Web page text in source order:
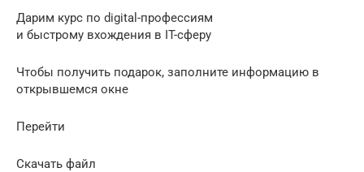
Дарим курс по digital-профессиям
и быстрому вхождения в IT-сферу
Чтобы получить подарок, заполните информацию в
открывшемся окне
Перейти
Скачать файл